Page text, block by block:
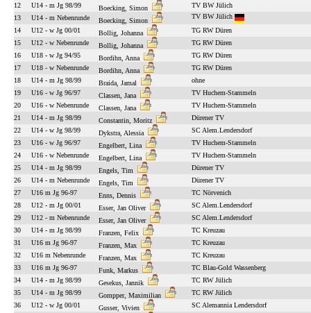
12
U14 - m Jg 98/99 Boecking, Simon
TV BW Jülich
13
U14 - m Nebenrunde Boecking, Simon
TV BW Jülich
14
U12 - w Jg 00/01 Bollig, Johanna
TG RW Düren
15
U12 - w Nebenrunde Bollig, Johanna
TG RW Düren
16
U18 - w Jg 94/95 Bordihn, Anna
TG RW Düren
17
U18 - w Nebenrunde Bordihn, Anna
TG RW Düren
18
U14 - m Jg 98/99 Braida, Jamal
ohne
19
U16 - w Jg 96/97 Classen, Jana
TV Huchem-Stammeln
20
U16 - w Nebenrunde Classen, Jana
TV Huchem-Stammeln
21
U14 - m Jg 98/99 Constantin, Moritz
Dürener TV
22
U14 - w Jg 98/99 Dykstra, Alessia
SC Alem.Lendersdorf
23
U16 - w Jg 96/97 Engelbert, Lina
TV Huchem-Stammeln
24
U16 - w Nebenrunde Engelbert, Lina
TV Huchem-Stammeln
25
U14 - m Jg 98/99 Engels, Tim
Dürener TV
26
U14 - m Nebenrunde Engels, Tim
Dürener TV
27
U16 m Jg 96-97 Enns, Dennis
TC Nörvenich
28
U12 - m Jg 00/01 Esser, Jan Oliver
SC Alem.Lendersdorf
29
U12 - m Nebenrunde Esser, Jan Oliver
SC Alem.Lendersdorf
30
U14 - m Jg 98/99 Franzen, Felix
TC Kreuzau
31
U16 m Jg 96-97 Franzen, Max
TC Kreuzau
32
U16 m Nebenrunde Franzen, Max
TC Kreuzau
33
U16 m Jg 96-97 Funk, Markus
TC Blau-Gold Wassenberg
34
U14 - m Jg 98/99 Gesekus, Jannik
TC RW Jülich
35
U14 - m Jg 98/99 Gompper, Maximilian
TC RW Jülich
36
U12 - w Jg 00/01 Gusser, Vivien
SC Alemannia Lendersdorf